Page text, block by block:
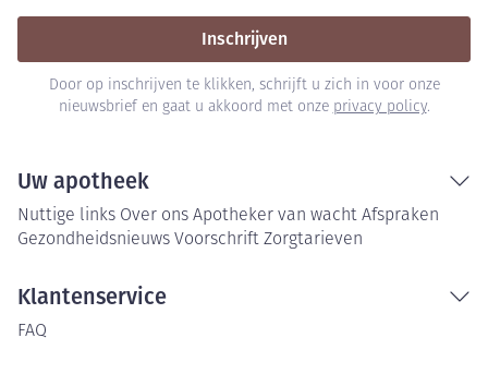
Inschrijven
Door op inschrijven te klikken, schrijft u zich in voor onze
nieuwsbrief en gaat u akkoord met onze privacy policy.
Uw apotheek
Nuttige links Over ons Apotheker van wacht Afspraken
Gezondheidsnieuws Voorschrift Zorgtarieven
Klantenservice
FAQ